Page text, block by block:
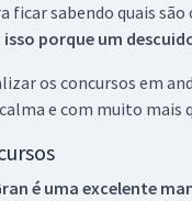
ficar sabendo quais são
porque um
os concursos em
e com muito mais
é uma excelente